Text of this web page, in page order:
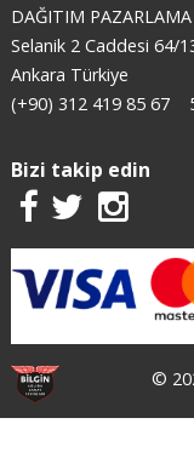
DAĞITIM
Selanik 2 Caddesi 64/
Ankara Türkiye
(+90) 312 419 85 67
Bizi takip edin
©